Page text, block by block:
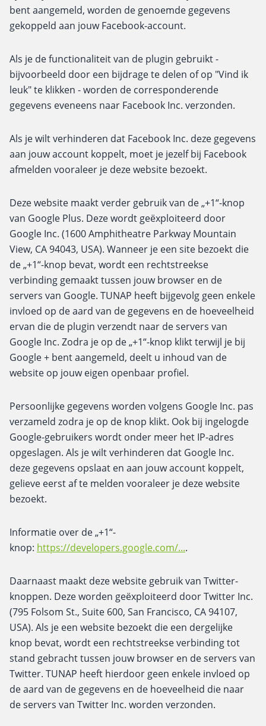
bent aangemeld, worden de genoemde gegevens
gekoppeld aan jouw Facebook-account.
Als je de functionaliteit van de plugin gebruikt -
bijvoorbeeld door een bijdrage te delen of op "Vind ik
leuk" te klikken - worden de corresponderende
gegevens eveneens naar Facebook Inc. verzonden.
Als je wilt verhinderen dat Facebook Inc. deze gegevens
aan jouw account koppelt, moet je jezelf bij Facebook
afmelden vooraleer je deze website bezoekt.
Deze website maakt verder gebruik van de „+1“-knop
van Google Plus. Deze wordt geëxploiteerd door
Google Inc. (1600 Amphitheatre Parkway Mountain
View, CA 94043, USA). Wanneer je een site bezoekt die
de „+1“-knop bevat, wordt een rechtstreekse
verbinding gemaakt tussen jouw browser en de
servers van Google. TUNAP heeft bijgevolg geen enkele
invloed op de aard van de gegevens en de hoeveelheid
ervan die de plugin verzendt naar de servers van
Google Inc. Zodra je op de „+1“-knop klikt terwijl je bij
Google + bent aangemeld, deelt u inhoud van de
website op jouw eigen openbaar profiel.
Persoonlijke gegevens worden volgens Google Inc. pas
verzameld zodra je op de knop klikt. Ook bij ingelogde
Google-gebruikers wordt onder meer het IP-adres
opgeslagen. Als je wilt verhinderen dat Google Inc.
deze gegevens opslaat en aan jouw account koppelt,
gelieve eerst af te melden vooraleer je deze website
bezoekt.
Informatie over de „+1“-
knop: https://developers.google.com/....
Daarnaast maakt deze website gebruik van Twitter-
knoppen. Deze worden geëxploiteerd door Twitter Inc.
(795 Folsom St., Suite 600, San Francisco, CA 94107,
USA). Als je een website bezoekt die een dergelijke
knop bevat, wordt een rechtstreekse verbinding tot
stand gebracht tussen jouw browser en de servers van
Twitter. TUNAP heeft hierdoor geen enkele invloed op
de aard van de gegevens en de hoeveelheid die naar
de servers van Twitter Inc. worden verzonden.